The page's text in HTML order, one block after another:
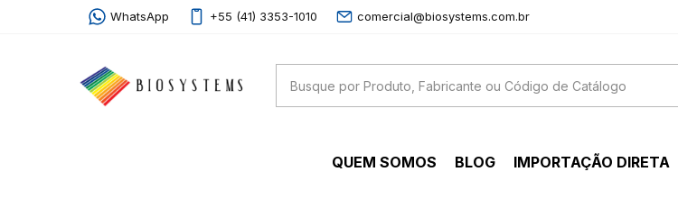
WhatsApp +55 (41) 3353-1010 comercial@biosystems.com.br
QUEM SOMOS BLOG IMPORTAÇÃO DIRETA